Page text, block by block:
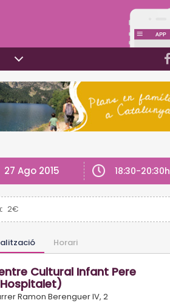
27 Ago 2015 18:30-20:30h
2€
Horari
Cultural Infant Pere
Ramon Berenguer IV, 2